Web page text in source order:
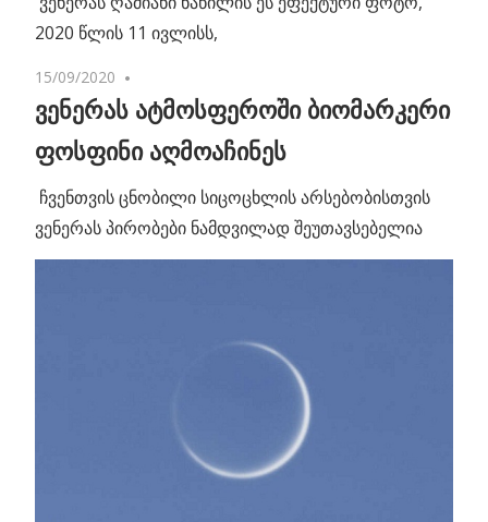
2020 წლის 11 ივლისს,
15/09/2020
ვენერას ატმოსფეროში ბიომარკერი
ფოსფინი აღმოაჩინეს
ჩვენთვის ცნობილი სიცოცხლის არსებობისთვის
ვენერას პირობები ნამდვილად შეუთავსებელია